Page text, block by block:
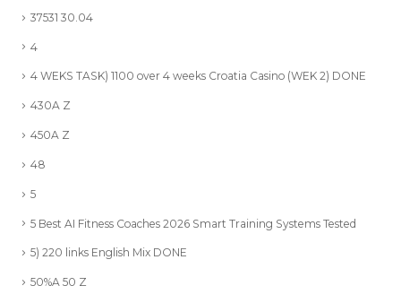
37531 30.04
4
4 WEKS TASK) 1100 over 4 weeks Croatia Casino (WEK 2) DONE
430A Z
450A Z
48
5
5 Best AI Fitness Coaches 2026 Smart Training Systems Tested
5) 220 links English Mix DONE
50%A 50 Z